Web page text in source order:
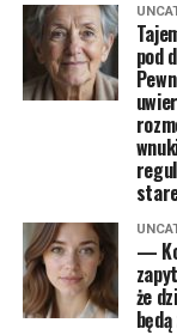
pod
—
że